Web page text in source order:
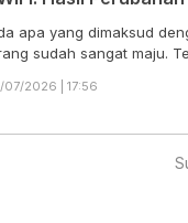
yang dimaksud dengan
sudah sangat maju.
07/2026 | 17:56